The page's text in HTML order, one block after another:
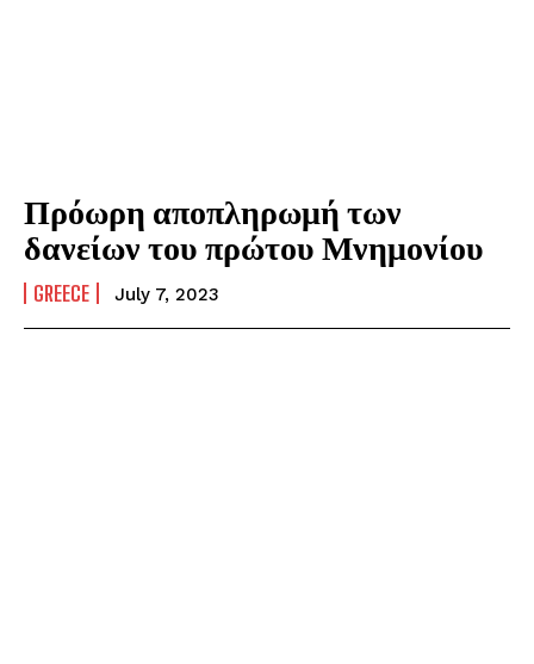
Πρόωρη αποπληρωμή των
δανείων του πρώτου Μνημονίου
GREECE July 7, 2023